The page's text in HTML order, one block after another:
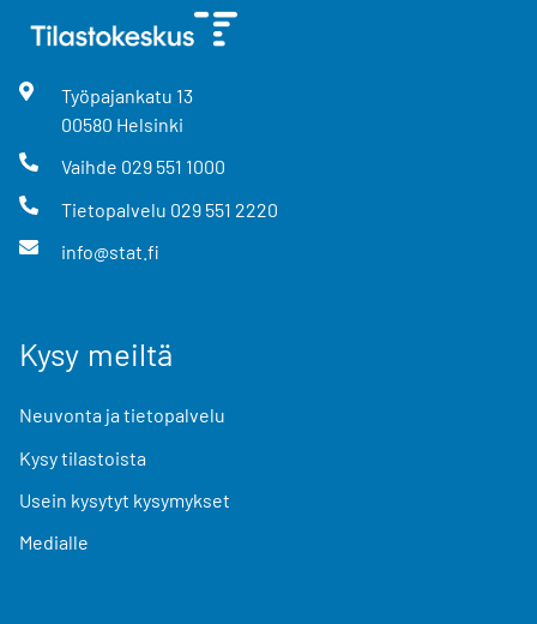
Työpajankatu 13
00580 Helsinki
Vaihde 029 551 1000
Tietopalvelu 029 551 2220
info@stat.fi
Kysy meiltä
Neuvonta ja tietopalvelu
Kysy tilastoista
Usein kysytyt kysymykset
Medialle